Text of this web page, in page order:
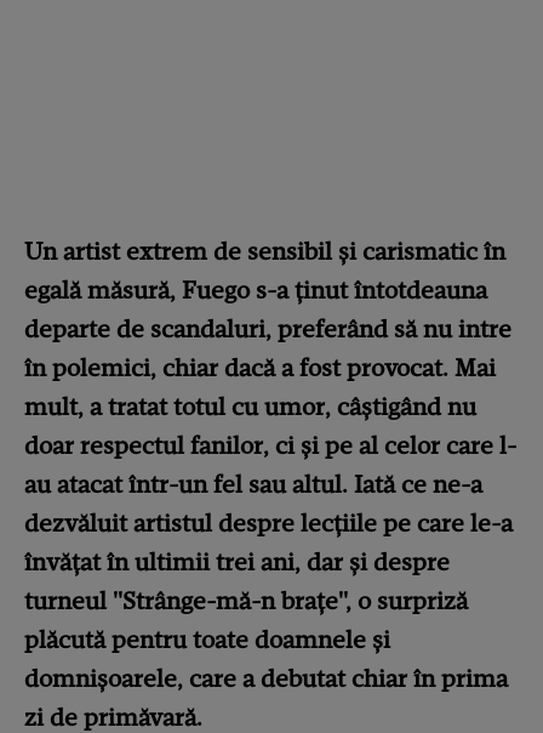
Un artist extrem de sensibil și carismatic în
egală măsură, Fuego s-a ținut întotdeauna
departe de scandaluri, preferând să nu intre
în polemici, chiar dacă a fost provocat. Mai
mult, a tratat totul cu umor, câștigând nu
doar respectul fanilor, ci și pe al celor care l-
au atacat într-un fel sau altul. Iată ce ne-a
dezvăluit artistul despre lecțiile pe care le-a
învățat în ultimii trei ani, dar și despre
turneul "Strânge-mă-n brațe", o surpriză
plăcută pentru toate doamnele și
domnișoarele, care a debutat chiar în prima
zi de primăvară.